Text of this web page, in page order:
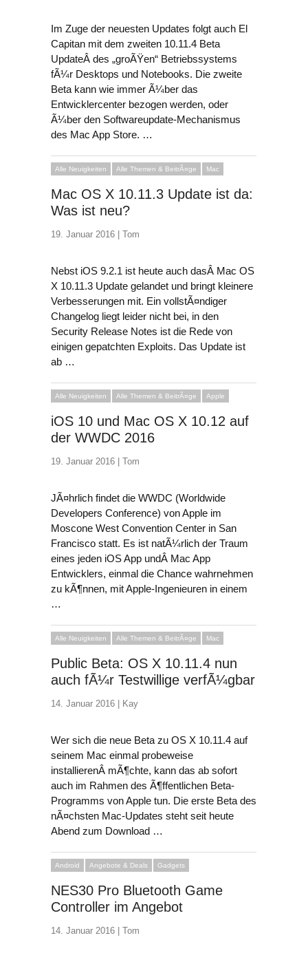
Im Zuge der neuesten Updates folgt auch El
Capitan mit dem zweiten 10.11.4 Beta
UpdateÂ des „groÃŸen“ Betriebssystems
fÃ¼r Desktops und Notebooks. Die zweite
Beta kann wie immer Ã¼ber das
Entwicklercenter bezogen werden, oder
Ã¼ber den Softwareupdate-Mechanismus
des Mac App Store. …
Alle Neuigkeiten Alle Themen & BeitrÃ¤ge Mac
Mac OS X 10.11.3 Update ist da:
Was ist neu?
19. Januar 2016 | Tom
Nebst iOS 9.2.1 ist heute auch dasÂ Mac OS
X 10.11.3 Update gelandet und bringt kleinere
Verbesserungen mit. Ein vollstÃ¤ndiger
Changelog liegt leider nicht bei, in den
Security Release Notes ist die Rede von
einigen gepatchten Exploits. Das Update ist
ab …
Alle Neuigkeiten Alle Themen & BeitrÃ¤ge Apple
iOS 10 und Mac OS X 10.12 auf
der WWDC 2016
19. Januar 2016 | Tom
JÃ¤hrlich findet die WWDC (Worldwide
Developers Conference) von Apple im
Moscone West Convention Center in San
Francisco statt. Es ist natÃ¼rlich der Traum
eines jeden iOS App undÂ Mac App
Entwicklers, einmal die Chance wahrnehmen
zu kÃ¶nnen, mit Apple-Ingenieuren in einem
…
Alle Neuigkeiten Alle Themen & BeitrÃ¤ge Mac
Public Beta: OS X 10.11.4 nun
auch fÃ¼r Testwillige verfÃ¼gbar
14. Januar 2016 | Kay
Wer sich die neue Beta zu OS X 10.11.4 auf
seinem Mac einmal probeweise
installierenÂ mÃ¶chte, kann das ab sofort
auch im Rahmen des Ã¶ffentlichen Beta-
Programms von Apple tun. Die erste Beta des
nÃ¤chsten Mac-Updates steht seit heute
Abend zum Download …
Android Angebote & Deals Gadgets
NES30 Pro Bluetooth Game
Controller im Angebot
14. Januar 2016 | Tom